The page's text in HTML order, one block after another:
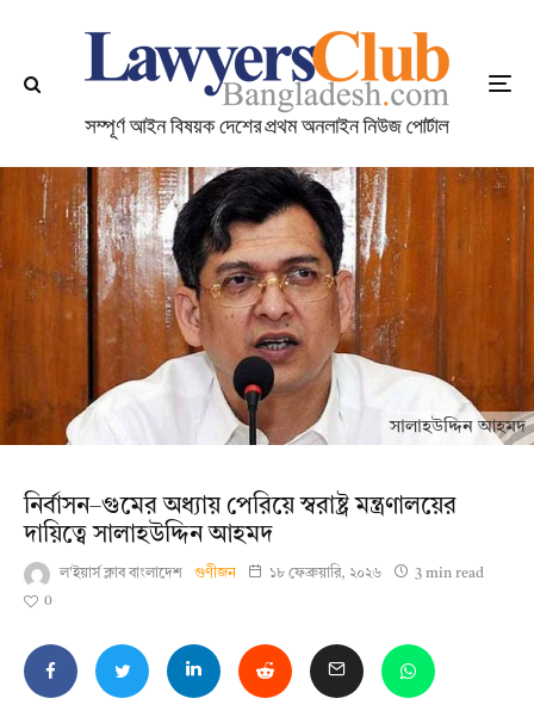
সালাহউদ্দিন আহমদ
নির্বাসন–গুমের অধ্যায় পেরিয়ে স্বরাষ্ট্র মন্ত্রণালয়ের
দায়িত্বে সালাহউদ্দিন আহমদ
ল'ইয়ার্স ক্লাব বাংলাদেশ গুণীজন ১৮ ফেব্রুয়ারি, ২০২৬
3 min read
0